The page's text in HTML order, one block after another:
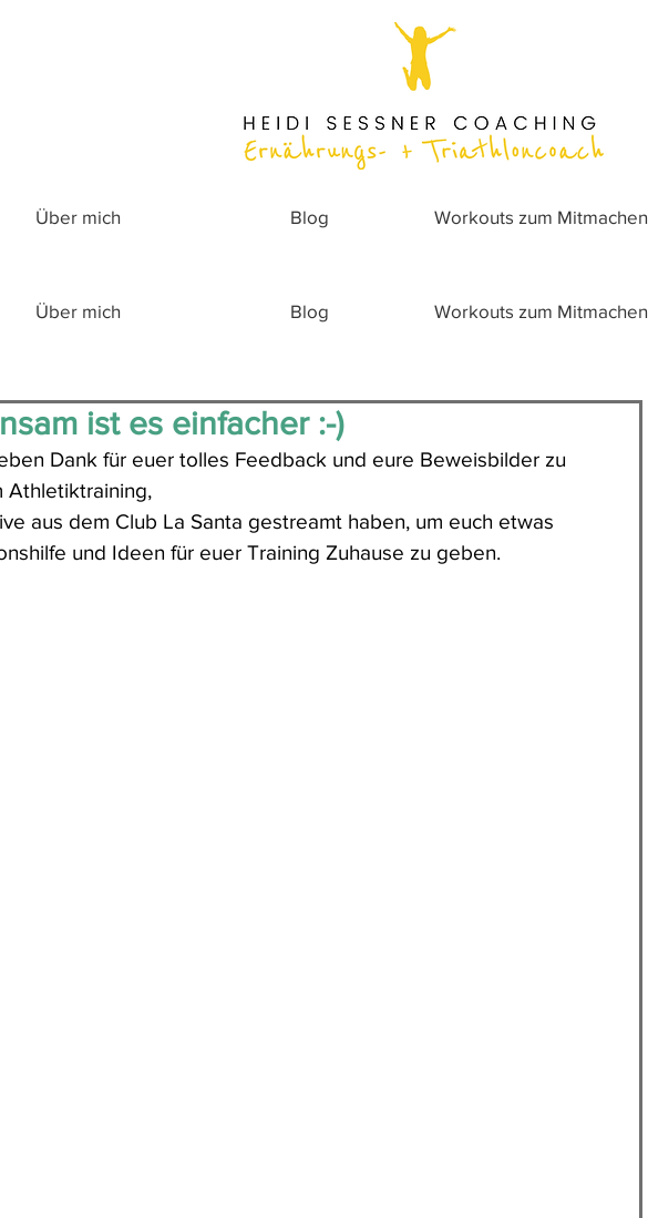
Über mich Blog Workouts zum Mitmachen
Über mich Blog Workouts zum Mitmachen
ist es einfacher :-)
Dank für euer tolles Feedback und eure Beweisbilder zu
Athletiktraining,
aus dem Club La Santa gestreamt haben, um euch etwas
und Ideen für euer Training Zuhause zu geben.